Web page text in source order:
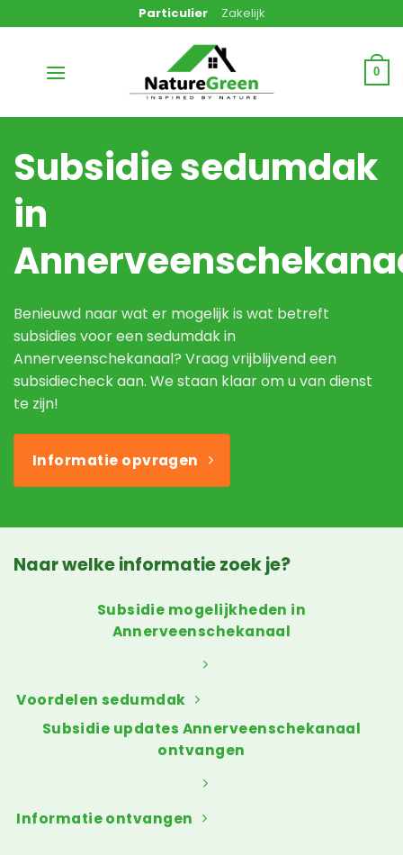
naar
Particulier Zakelijk
0
Subsidie sedumdak
in
Benieuwd naar wat er mogelijk is wat betreft
subsidies voor een sedumdak in
Annerveenschekanaal? Vraag vrijblijvend een
subsidiecheck aan. We staan klaar om u van dienst
te zijn!
Informatie opvragen
Naar welke informatie zoek je?
Subsidie mogelijkheden in
Annerveenschekanaal
Voordelen sedumdak
Subsidie updates Annerveenschekanaal
ontvangen
Informatie ontvangen